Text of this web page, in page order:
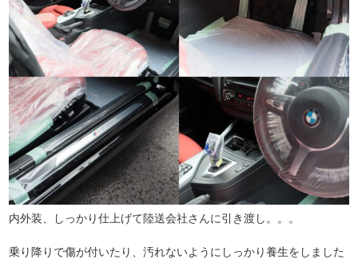
内外装、しっかり仕上げて陸送会社さんに引き渡し。。。
乗り降りで傷が付いたり、汚れないようにしっかり養生をしました